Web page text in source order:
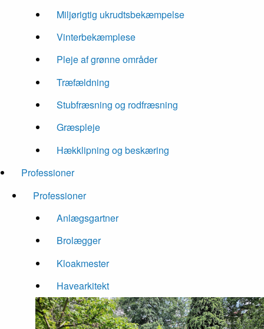
Miljørigtig ukrudtsbekæmpelse
Vinterbekæmplese
Pleje af grønne områder
Træfældning
Stubfræsning og rodfræsning
Græspleje
Hækklipning og beskæring
Professioner
Professioner
Anlægsgartner
Brolægger
Kloakmester
Havearkitekt